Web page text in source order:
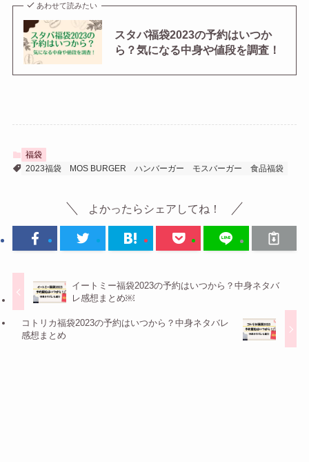
あわせて読みたい
スタバ福袋2023の予約はいつか
ら？気になる中身や値段を調査！
福袋
2023福袋
MOS BURGER ハンバーガー モスバーガー 食品福袋
よかったらシェアしてね！
イートミー福袋2023の予約はいつから？中身ネタバ
レ感想まとめ￼
コトリカ福袋2023の予約はいつから？中身ネタバレ
感想まとめ